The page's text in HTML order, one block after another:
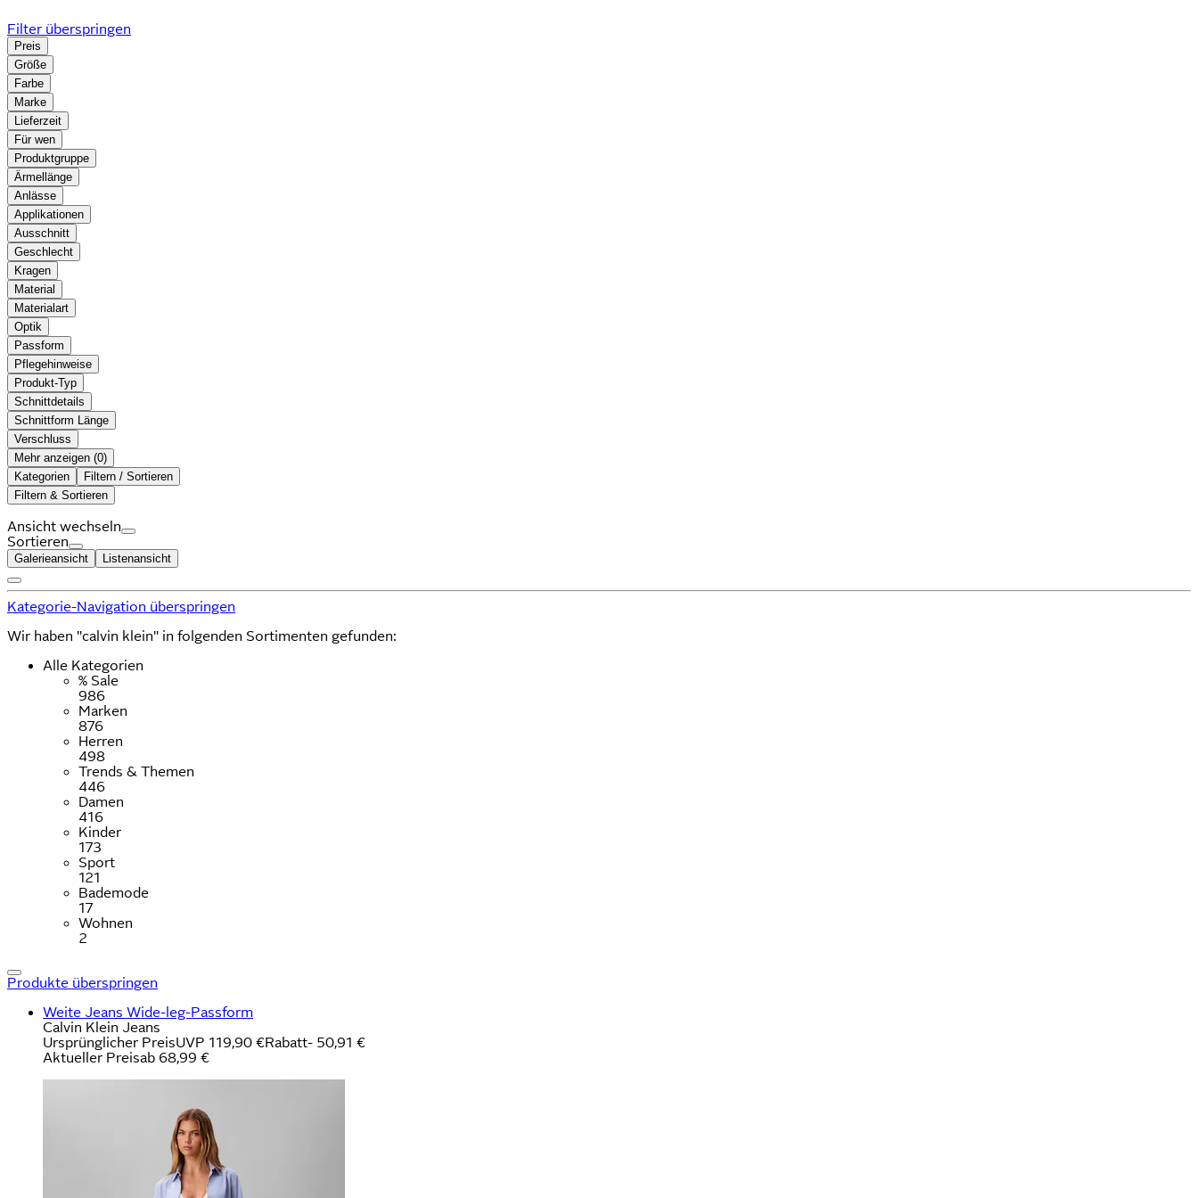
Filter überspringen
Preis
Größe
Farbe
Marke
Lieferzeit
Für wen
Produktgruppe
Ärmellänge
Anlässe
Applikationen
Ausschnitt
Geschlecht
Kragen
Material
Materialart
Optik
Passform
Pflegehinweise
Produkt-Typ
Schnittdetails
Schnittform Länge
Verschluss
Mehr anzeigen ( )
Kategorien
Filtern / Sortieren
Filtern & Sortieren
Ansicht wechseln
Sortieren
Galerieansicht Listenansicht
Kategorie-Navigation überspringen
Wir haben "calvin klein" in folgenden Sortimenten gefunden:
Alle Kategorien
% Sale
986
Marken
876
Herren
498
Trends & Themen
446
Damen
416
Kinder
173
Sport
121
Bademode
17
Wohnen
2
Produkte überspringen
Weite Jeans Wide-leg-Passform
Calvin Klein Jeans
Ursprünglicher PreisUVP 119,90 €Rabatt- 50,91 €
Aktueller Preisab 68,99 €